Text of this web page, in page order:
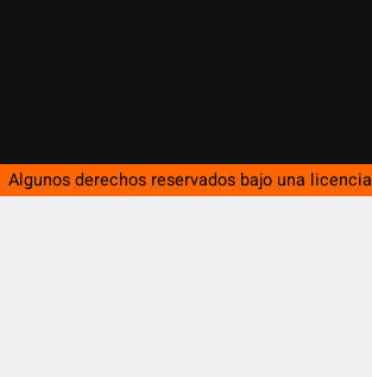
Algunos derechos reservados bajo una licencia